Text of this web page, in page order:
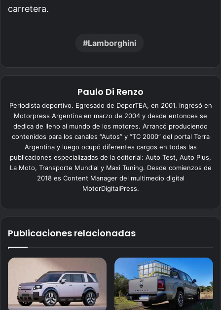
carretera.
Lamborghini
Paulo Di Renzo
Periodista deportivo. Egresado de DeporTEA, en 2001. Ingresó en
Motorpress Argentina en marzo de 2004 y desde entonces se
dedica de lleno al mundo de los motores. Arrancó produciendo
contenidos para los canales “Autos” y “TC 2000” del portal Terra
Argentina y luego ocupó diferentes cargos en todas las
publicaciones especializadas de la editorial: Auto Test, Auto Plus,
La Moto, Transporte Mundial y Maxi Tuning. Desde comienzos de
2018 es Content Manager del multimedio digital
MotorDigitalPress.
Publicaciones relacionadas